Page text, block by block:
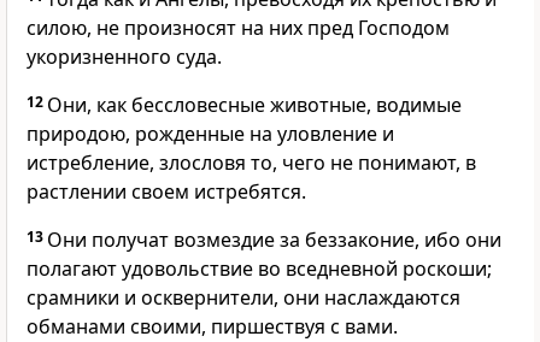
силою, не произносят на них пред Господом
укоризненного суда.
12 Они, как бессловесные животные, водимые
природою, рожденные на уловление и
истребление, злословя то, чего не понимают, в
растлении своем истребятся.
13 Они получат возмездие за беззаконие, ибо они
полагают удовольствие во вседневной роскоши;
срамники и осквернители, они наслаждаются
обманами своими, пиршествуя с вами.